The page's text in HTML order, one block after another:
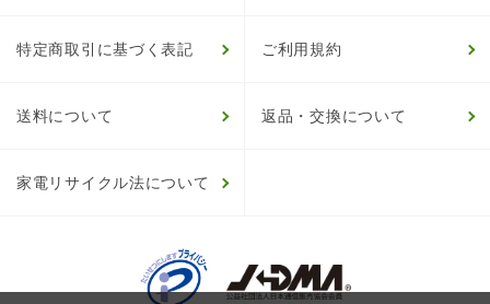
特定商取引に基づく表記 ご利用規約
送料について 返品・交換について
家電リサイクル法について